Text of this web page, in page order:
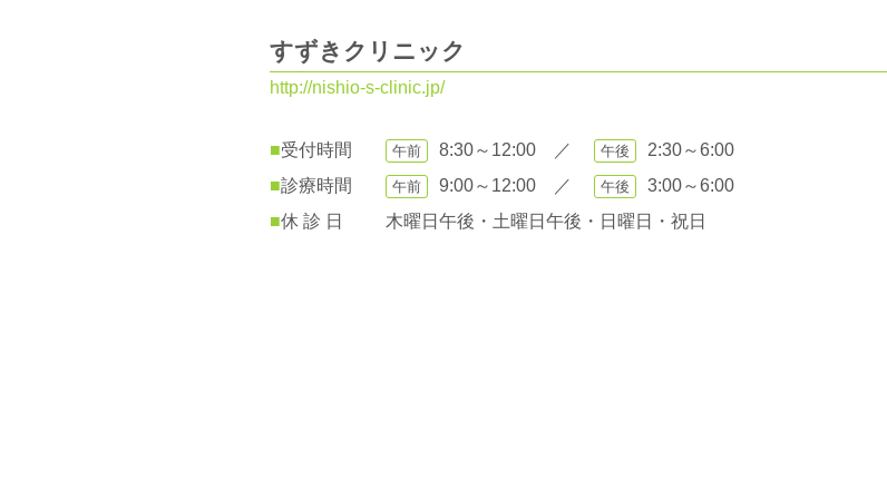
すずきクリニック
http://nishio-s-clinic.jp/
■受付時間 午前 8:30～12:00 ／ 午後
2:30～6:00
■診療時間 午前 9:00～12:00 ／ 午後
3:00～6:00
■休 診 日 木曜日午後・土曜日午後・日曜日・祝日